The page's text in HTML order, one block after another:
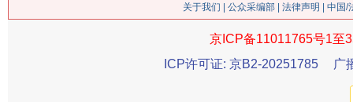
今
关于我们 公众采编部 法律声明 | 中国
京ICP备11011765号1至
ICP许可证: 京B2-20251785
广